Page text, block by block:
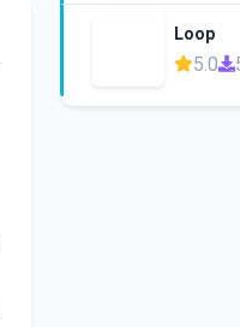
Loop
5.0